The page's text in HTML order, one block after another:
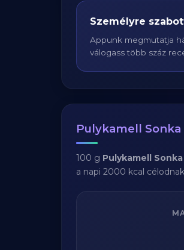
Személyre
Appunk megmutatja
válogass több száz
Pulykamell Sonka
100 g Pulykamell Sonka
a napi 2000 kcal